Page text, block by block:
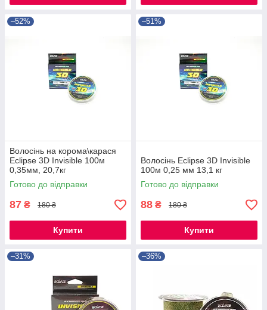
–52%
Волосінь на корома\карася
Eclipse 3D Invisible 100м
0,35мм, 20,7кг
Готово до відправки
87 ₴ 180 ₴
Купити
–51%
Волосінь Eclipse 3D Invisible
100м 0,25 мм 13,1 кг
Готово до відправки
88 ₴ 180 ₴
Купити
–31% –36%